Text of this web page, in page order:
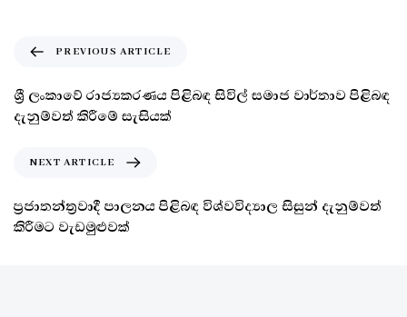
PREVIOUS ARTICLE
ශ්‍රී ලංකාවේ රාජ්‍යකරණය පිළිබඳ සිවිල් සමාජ වාර්තාව පිළිබඳ
දැනුම්වත් කිරීමේ සැසියක්
NEXT ARTICLE
ප්‍රජාතන්ත්‍රවාදී පාලනය පිළිබඳ විශ්වවිද්‍යාල සිසුන් දැනුම්වත්
කිරීමට වැඩමුළුවක්